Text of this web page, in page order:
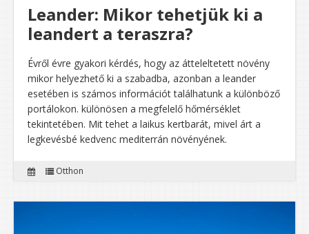
Leander: Mikor tehetjük ki a
leandert a teraszra?
Évről évre gyakori kérdés, hogy az átteleltetett növény
mikor helyezhető ki a szabadba, azonban a leander
esetében is számos információt találhatunk a különböző
portálokon. különösen a megfelelő hőmérséklet
tekintetében. Mit tehet a laikus kertbarát, mivel árt a
legkevésbé kedvenc mediterrán növényének.
Otthon